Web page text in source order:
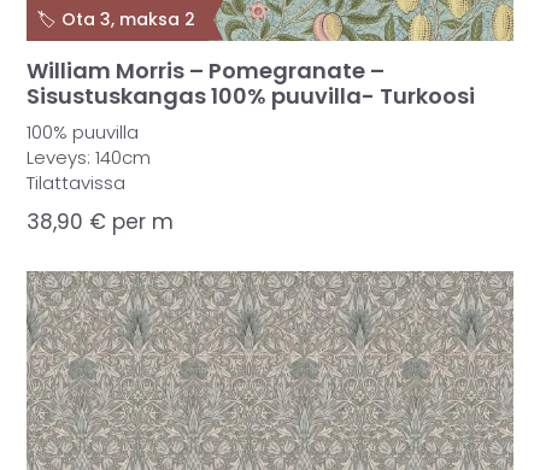
William Morris – Pomegranate –
Sisustuskangas 100% puuvilla- Turkoosi
100% puuvilla
Leveys: 140cm
Tilattavissa
38,90 € per m
🏷️ Ota 3, maksa 2